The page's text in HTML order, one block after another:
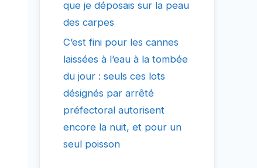
que je déposais sur la peau
des carpes
C’est fini pour les cannes
laissées à l’eau à la tombée
du jour : seuls ces lots
désignés par arrêté
préfectoral autorisent
encore la nuit, et pour un
seul poisson